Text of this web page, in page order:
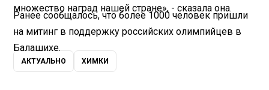
множество наград нашей стране», - сказала она.
Ранеесообщалось, что более 1000 человек пришли
на митинг в поддержку российских олимпийцев в
Балашихе.
АКТУАЛЬНО ХИМКИ